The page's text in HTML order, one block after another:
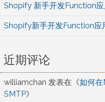
Shopify 新手开发Function应
Shopify新手开发Function应
近期评论
williamchan 发表在《如何
SMTP》